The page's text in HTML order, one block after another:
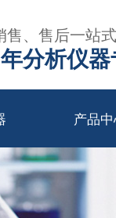
售、售后一站
分析仪
产品